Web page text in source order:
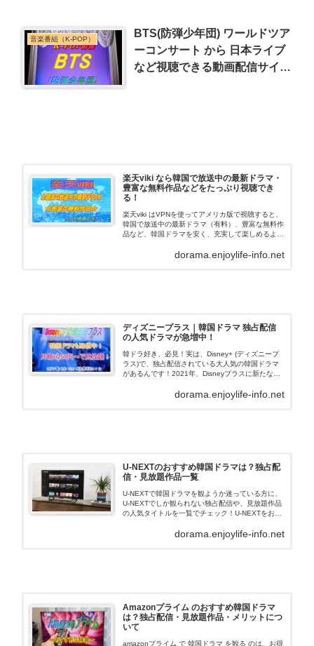
音楽番組（K-POP）
BTS(防弾少年団) ワールドツア
ーコンサート から 日本ライブ
など視聴できる動画配信サイト
楽天viki なら韓国で放送中の最新ドラマ・
豊富な無料作品などをたっぷり視聴でき
る！
楽天viki はVPNを使ってアメリカ版で視聴すると、
韓国で放送中の最新ドラマ（有料）、豊富な無料作
品など、韓国ドラマを安く、充実して楽しめるよう
紹介しています。dorama.enjoylife-info.net
ディズニープラス｜韓国ドラマ 独占配信
の人気ドラマが急増中！
韓ドラ好き、必見！実は、Disney+ (ディズニープ
ラス)で、独占配信されている大人気の韓国ドラマ
があるんです！2021年、Disneyプラスに新たな風
ド「スター」の仲間入りによって、ディズニ…
dorama.enjoylife-info.net
U-NEXTのおすすめ韓国ドラマは？独占配
信・見放題作品一覧
U-NEXTで韓国ドラマを観ようか迷っている方に、
U-NEXTでしか観られない独占配信や、見放題作品
の人気タイトルを一覧でチェック！U-NEXTをお得
います。まずは、U-NEXTの利用するメリットを、
dorama.enjoylife-info.net
Amazonプライム のおすすめ韓国ドラマ
は？独占配信・見放題作品・メリットにつ
いて
amazonプライム で 韓国ドラマ を観る のは、お得